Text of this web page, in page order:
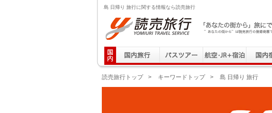
島 日帰り 旅行に関する情報なら読売旅行
読売旅行 「あなたの街から」旅にでる｜Yomiuri Travel Service
読売旅行トップ > キーワードトップ > 島 日帰り 旅行